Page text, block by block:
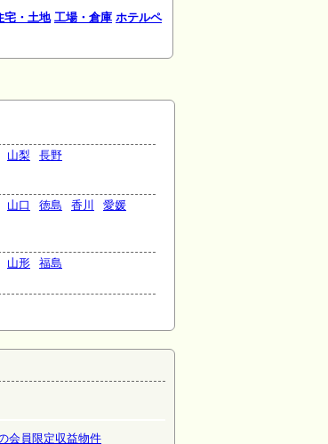
宅・土地 工場・倉庫 ホテルペ
山梨 長野
山口 徳島 香川
愛媛
山形
福島
会員限定収益物件